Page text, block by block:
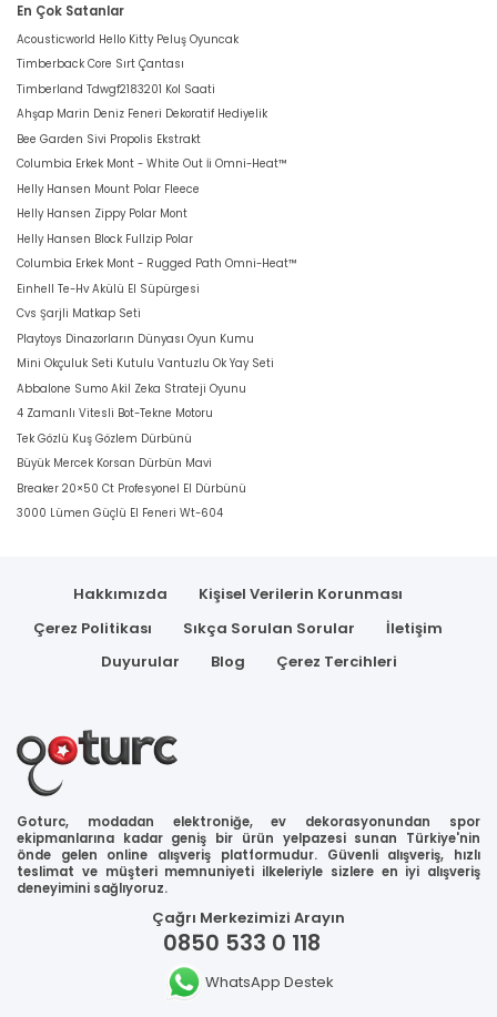
En Çok Satanlar
Acousticworld Hello Kitty Peluş Oyuncak
Timberback Core Sırt Çantası
Timberland Tdwgf2183201 Kol Saati
Ahşap Marin Deniz Feneri Dekoratif Hediyelik
Bee Garden Sivi Propolis Ekstrakt
Columbia Erkek Mont - White Out İi Omni-Heat™
Helly Hansen Mount Polar Fleece
Helly Hansen Zippy Polar Mont
Helly Hansen Block Fullzip Polar
Columbia Erkek Mont - Rugged Path Omni-Heat™
Einhell Te-Hv Akülü El Süpürgesi
Cvs Şarjli Matkap Seti
Playtoys Dinazorların Dünyası Oyun Kumu
Mini Okçuluk Seti Kutulu Vantuzlu Ok Yay Seti
Abbalone Sumo Akil Zeka Strateji Oyunu
4 Zamanlı Vitesli Bot-Tekne Motoru
Tek Gözlü Kuş Gözlem Dürbünü
Büyük Mercek Korsan Dürbün Mavi
Breaker 20×50 Ct Profesyonel El Dürbünü
3000 Lümen Güçlü El Feneri Wt-604
Hakkımızda
Kişisel Verilerin Korunması
Çerez Politikası
Sıkça Sorulan Sorular
İletişim
Duyurular
Blog Çerez Tercihleri
Goturc, modadan elektroniğe, ev dekorasyonundan spor
ekipmanlarına kadar geniş bir ürün yelpazesi sunan Türkiye'nin
önde gelen online alışveriş platformudur. Güvenli alışveriş, hızlı
teslimat ve müşteri memnuniyeti ilkeleriyle sizlere en iyi alışveriş
deneyimini sağlıyoruz.
Çağrı Merkezimizi Arayın
0850 533 0 118
WhatsApp Destek